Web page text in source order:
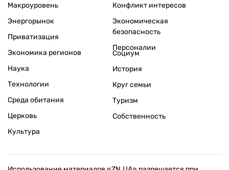
Макроуровень
Энергорынок
Приватизация
Экономика регионов
Конфликт интересов
Экономическая
безопасность
Персоналии
Наука
Технологии
Среда обитания
Церковь
Культура
Социум
История
Круг семьи
Туризм
Собственность